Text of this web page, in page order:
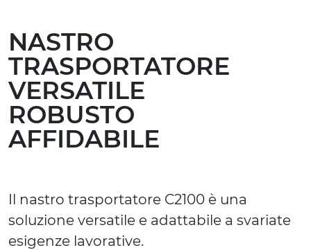
NASTRO
TRASPORTATORE
VERSATILE
ROBUSTO
AFFIDABILE
Il nastro trasportatore C2100 è una
soluzione versatile e adattabile a svariate
esigenze lavorative.